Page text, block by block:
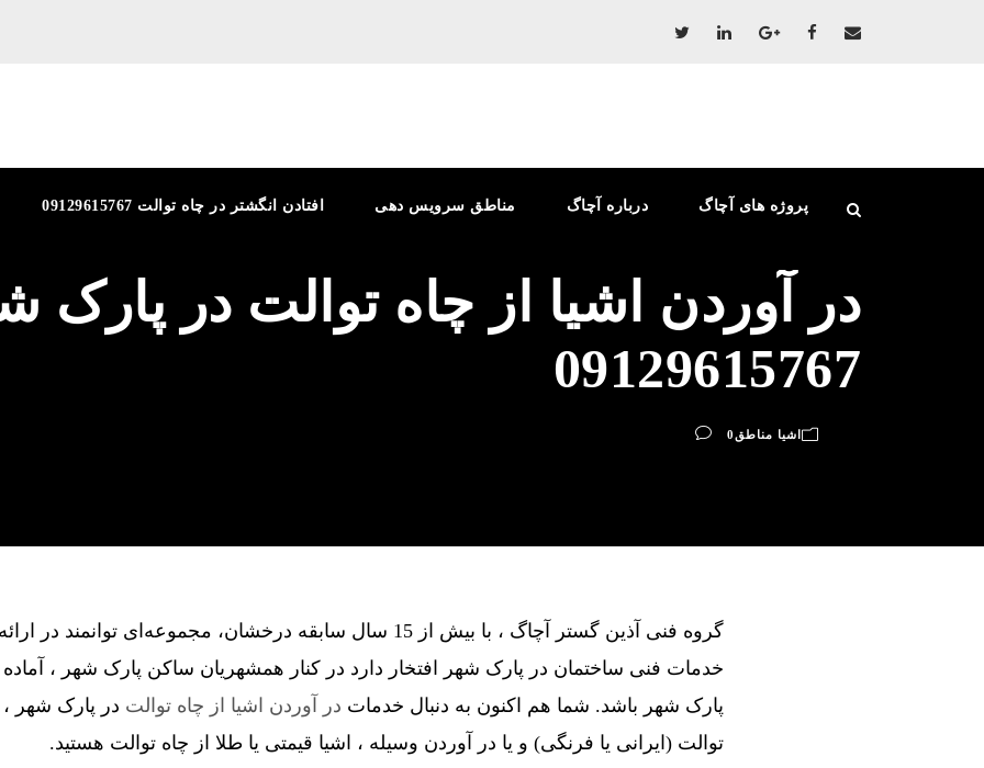
افتادن انگشتر در چاه توالت 09129615767 مناطق سرویس دهی درباره آچاگ پروژه های آچاگ
در آوردن اشیا از چاه توالت در پارک
09129615767
اشیا مناطق 0
گروه فنی آذین گستر آچاگ ، با بیش از 15 سال سابقه درخشان، مجموعه‌ای
خدمات فنی ساختمان در پارک شهر افتخار دارد در کنار همشهریان ساکن پارک شهر ،
پارک شهر باشد. شما هم اکنون به دنبال خدمات در آوردن اشیا از چاه توالت در پارک شهر ،
توالت (ایرانی یا فرنگی) و یا در آوردن وسیله ، اشیا قیمتی یا طلا از چاه توالت هستید.